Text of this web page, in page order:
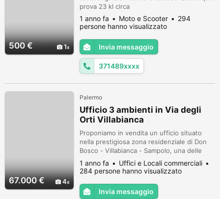
500 € 1
prova 23 kl circa
1 anno fa Moto e Scooter
294
persone hanno visualizzato
Invia messaggio
371489xxxx
67.000 € 4
Palermo
Ufficio 3 ambienti in Via degli
Orti Villabianca
Proponiamo in vendita un ufficio situato
nella prestigiosa zona residenziale di Don
Bosco - Villabianca - Sampolo, una delle
aree più ricercate e ben posizionate di
Palermo. L'ufficio si trova al primo piano di
un moderno complesso di cinque piani, in
una posizione che garantisce ottima
visibilità e accessibilità. L'immobile è libero
1 anno fa
Uffici e Locali commerciali
284 persone hanno visualizzato
Invia messaggio